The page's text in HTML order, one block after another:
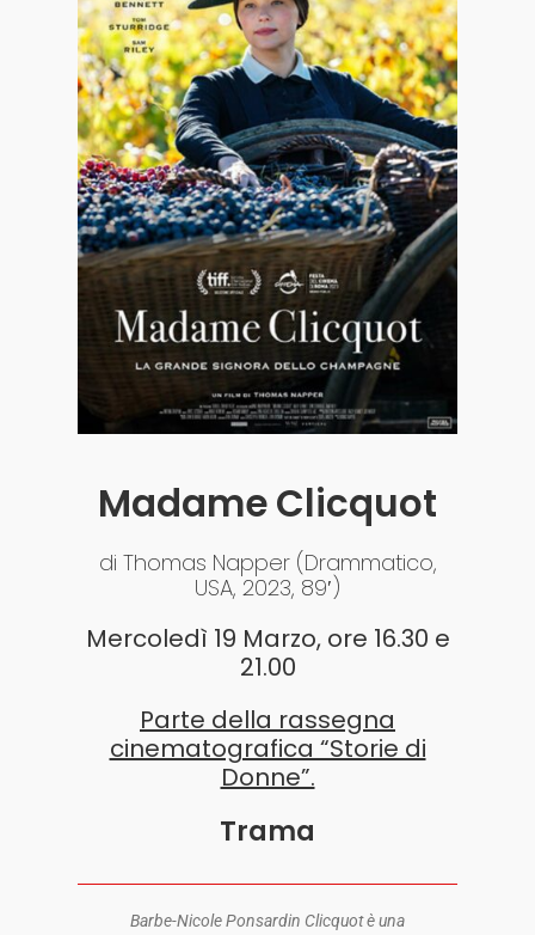
Acquista i biglietti
Madame Clicquot
di Thomas Napper (Drammatico,
USA, 2023, 89′)
Mercoledì 19 Marzo, ore 16.30 e
21.00
Parte della rassegna
cinematografica “Storie di
Donne”.
Trama
Barbe-Nicole Ponsardin Clicquot è una